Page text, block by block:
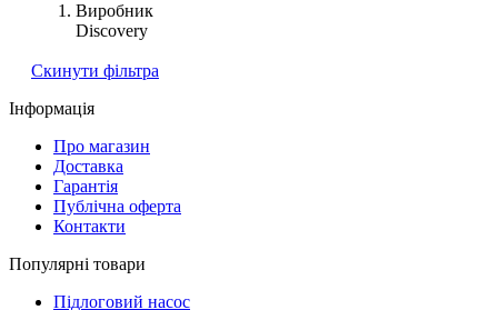
Виробник
Discovery
Cкинути фільтра
Інформація
Про магазин
Доставка
Гарантія
Публічна оферта
Контакти
Популярні товари
Підлоговий насос